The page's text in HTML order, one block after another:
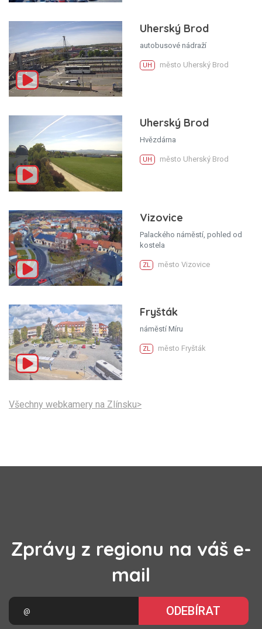
Uherský Brod
autobusové nádraží
UH město Uherský Brod
Uherský Brod
Hvězdárna
UH město Uherský Brod
Vizovice
Palackého náměstí, pohled od
kostela
ZL město Vizovice
Fryšták
náměstí Míru
ZL město Fryšták
Všechny webkamery na Zlínsku>
Zprávy z regionu na váš e-
mail
ODEBÍRAT